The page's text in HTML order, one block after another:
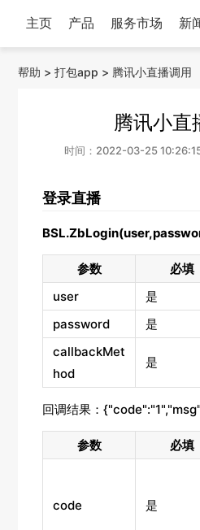
主页 产品 服务市场 新
帮助 >打包app > 腾讯小直播调用
腾讯小直
时间：2022-03-25
登录直播
参数 必填
user
是
password
是
callbackMet
hod
是
回调结果：
参数 必填
code 是